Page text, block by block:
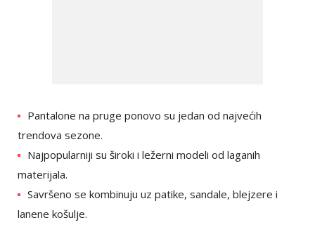
Pantalone na pruge ponovo su jedan od najvećih
trendova sezone.
Najpopularniji su široki i ležerni modeli od laganih
materijala.
Savršeno se kombinuju uz patike, sandale, blejzere i
lanene košulje.